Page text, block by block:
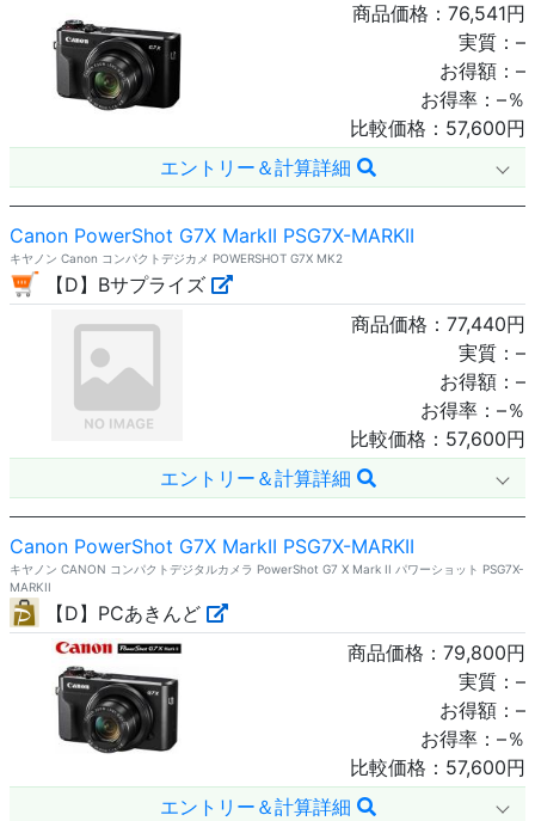
商品価格： 76,541円
実質： –
お得額： –
お得率： –％
比較価格： 57,600円
エントリー＆計算詳細
Canon PowerShot G7X MarkII PSG7X-MARKII
キヤノン Canon コンパクトデジカメ POWERSHOT G7X MK2
【D】Bサプライズ
商品価格： 77,440円
実質： –
お得額： –
お得率： –％
比較価格： 57,600円
エントリー＆計算詳細
Canon PowerShot G7X MarkII PSG7X-MARKII
キヤノン CANON コンパクトデジタルカメラ PowerShot G7 X Mark II パワーショット PSG7X-
MARKII
【D】PCあきんど
商品価格： 79,800円
実質： –
お得額： –
お得率： –％
比較価格： 57,600円
エントリー＆計算詳細